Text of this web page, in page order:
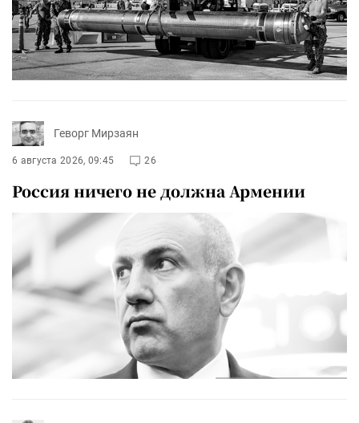
Геворг Мирзаян
6 августа 2026, 09:45 26
Россия ничего не должна Армении